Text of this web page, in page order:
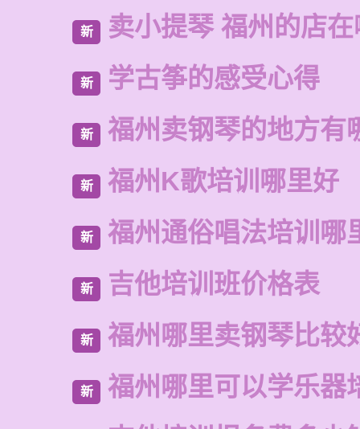
新 卖小提琴 福州的店
新 学古筝的感受心得
新 福州卖钢琴的地方有
新 福州K歌培训哪里好
新 福州通俗唱法培训哪
新 吉他培训班价格表
新 福州哪里卖钢琴比较
新
福州哪里可以学乐器